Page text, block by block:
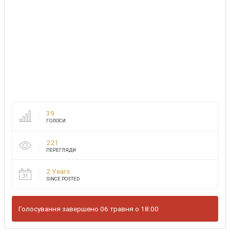
39
ГОЛОСИ
221
ПЕРЕГЛЯДИ
2 Years
SINCE POSTED
Голосування завершено 06 травня о 18:00